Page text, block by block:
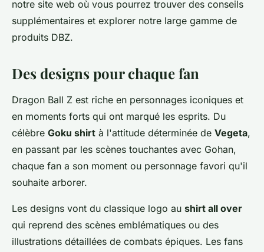
notre site web où vous pourrez trouver des conseils
supplémentaires et explorer notre large gamme de
produits DBZ.
Des designs pour chaque fan
Dragon Ball Z est riche en personnages iconiques et
en moments forts qui ont marqué les esprits. Du
célèbre Goku shirt à l'attitude déterminée de Vegeta,
en passant par les scènes touchantes avec Gohan,
chaque fan a son moment ou personnage favori qu'il
souhaite arborer.
Les designs vont du classique logo au shirt all over
qui reprend des scènes emblématiques ou des
illustrations détaillées de combats épiques. Les fans